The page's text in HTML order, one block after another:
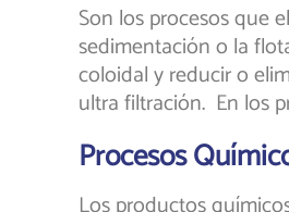
Son los procesos que
sedimentación o la
coloidal y reducir o
ultra filtración. En los
Procesos